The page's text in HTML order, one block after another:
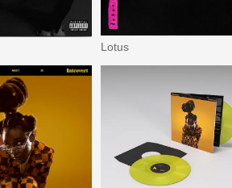
Lotus